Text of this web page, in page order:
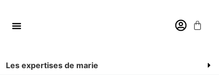
Les expertises de marie